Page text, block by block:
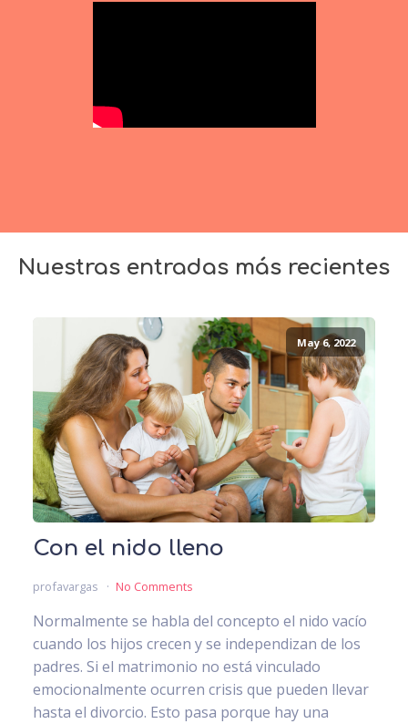
Nuestras entradas más recientes
May 6, 2022
Con el nido lleno
profavargas No Comments
Normalmente se habla del concepto el nido vacío
cuando los hijos crecen y se independizan de los
padres. Si el matrimonio no está vinculado
emocionalmente ocurren crisis que pueden llevar
hasta el divorcio. Esto pasa porque hay una